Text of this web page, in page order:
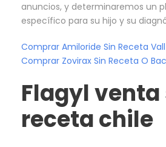
anuncios, y determinaremos un
específico para su hijo y su
Comprar Amiloride Sin Receta
Comprar Zovirax Sin Receta O
Flagyl venta
receta chile